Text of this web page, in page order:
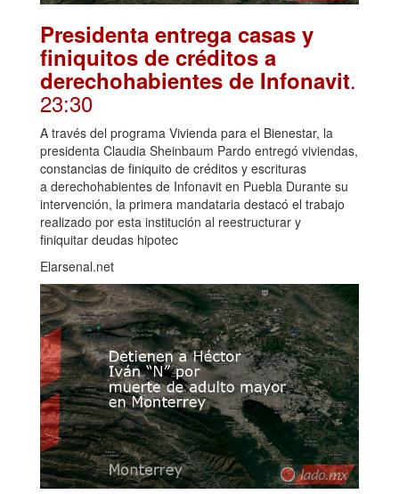
Presidenta entrega casas y
finiquitos de créditos a
derechohabientes de Infonavit.
23:30
A través del programa Vivienda para el Bienestar, la
presidenta Claudia Sheinbaum Pardo entregó viviendas,
constancias de finiquito de créditos y escrituras
a derechohabientes de Infonavit en Puebla Durante su
intervención, la primera mandataria destacó el trabajo
realizado por esta institución al reestructurar y
finiquitar deudas hipotec
Elarsenal.net